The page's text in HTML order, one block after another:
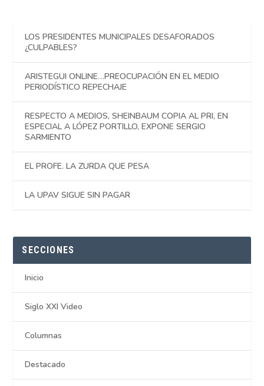
LOS PRESIDENTES MUNICIPALES DESAFORADOS
¿CULPABLES?
ARISTEGUI ONLINE…PREOCUPACIÓN EN EL MEDIO
PERIODÍSTICO REPECHAJE
RESPECTO A MEDIOS, SHEINBAUM COPIA AL PRI, EN
ESPECIAL A LÓPEZ PORTILLO, EXPONE SERGIO
SARMIENTO
EL PROFE. LA ZURDA QUE PESA
LA UPAV SIGUE SIN PAGAR
SECCIONES
Inicio
Siglo XXI Video
Columnas
Destacado